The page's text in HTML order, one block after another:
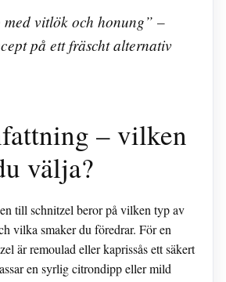
vitlök och honung” –
på ett fräscht alternativ
– vilken
välja?
till schnitzel beror på vilken typ av
vilka smaker du föredrar. För en
är remoulad eller kaprissås ett säkert
en syrlig citrondipp eller mild